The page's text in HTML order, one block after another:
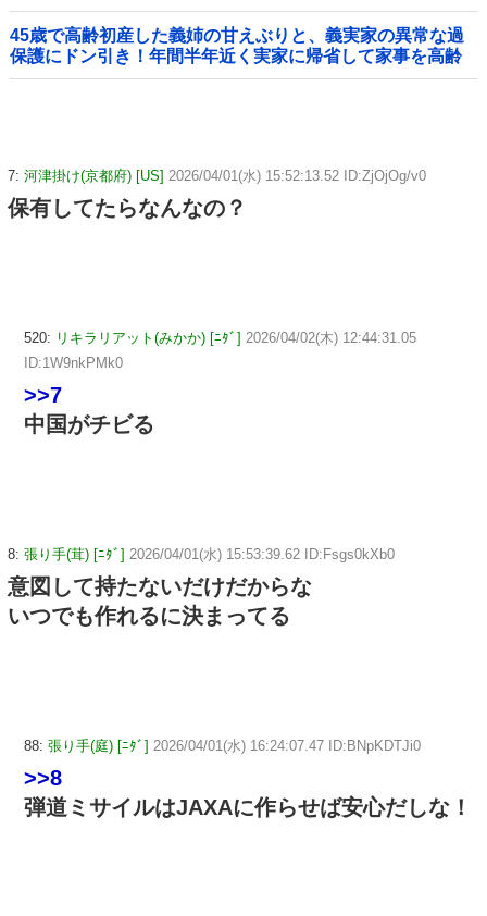
45歳で高齢初産した義姉の甘えぶりと、義実家の異常な過
保護にドン引き！年間半年近く実家に帰省して家事を高齢
親に丸投げし、新幹線の移動すら義兄に送迎させてい
7: 河津掛け(京都府) [US] 2026/04/01(水) 15:52:13.52 ID:ZjOjOg/v0
保有してたらなんなの？
520: リキラリアット(みかか) [ﾆﾀﾞ] 2026/04/02(木) 12:44:31.05
ID:1W9nkPMk0
>>7
中国がチビる
8: 張り手(茸) [ﾆﾀﾞ] 2026/04/01(水) 15:53:39.62 ID:Fsgs0kXb0
意図して持たないだけだからな
いつでも作れるに決まってる
88: 張り手(庭) [ﾆﾀﾞ] 2026/04/01(水) 16:24:07.47 ID:BNpKDTJi0
>>8
弾道ミサイルはJAXAに作らせば安心だしな！